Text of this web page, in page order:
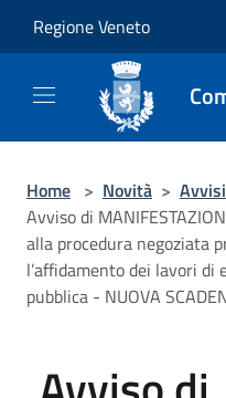
Regione Veneto
Home > Novità > Avvisi
Avviso di
alla procedura negoziata
l’affidamento dei lavori di
pubblica - NUOVA